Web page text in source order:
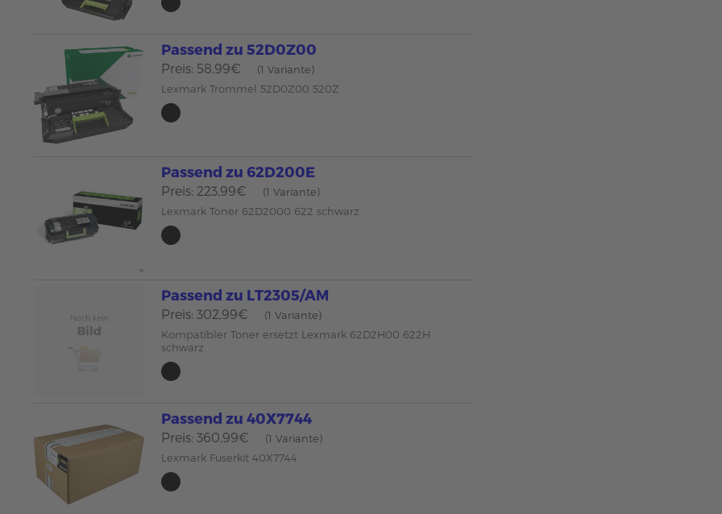
Passend zu 52D0Z00
Preis: 58,99€
(1 Variante)
Lexmark Trommel 52D0Z00 520Z
Passend zu 62D200E
Preis: 223,99€
(1 Variante)
Lexmark Toner 62D2000 622 schwarz
Passend zu LT2305/AM
Preis: 302,99€
(1 Variante)
Kompatibler Toner ersetzt Lexmark 62D2H00 622H
schwarz
Passend zu 40X7744
Preis: 360,99€
(1 Variante)
Lexmark Fuserkit 40X7744